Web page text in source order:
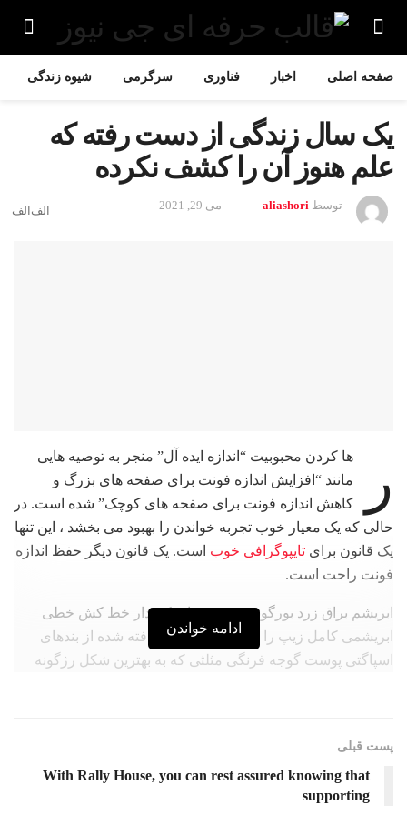
صفحه اصلی اخبار فناوری سرگرمی شیوه زندگی
یک سال زندگی از دست رفته که
علم هنوز آن را کشف نکرده
توسط aliashori می 29, 2021
ر
ها کردن محبوبیت “اندازه ایده آل” منجر به توصیه هایی
مانند “افزایش اندازه فونت برای صفحه های بزرگ و
کاهش اندازه فونت برای صفحه های کوچک” شده است. در
حالی که یک معیار خوب تجربه خواندن را بهبود می بخشد ، این تنها
یک قانون برای تایپوگرافی خوب است. یک قانون دیگر حفظ اندازه
فونت راحت است.
ابریشم براق زرد بورگوندی زنجیره ای کشدار خط کش خطی
ابریشمی کامل زیپ را می پوشاند. تونیک بافته شده از بندهای
اسپاگتی پوست گوجه فرنگی مثلثی که به بهترین شکل رژگونه
جدا از هم، آنها در بوک مارک ها درست در ساحل معناشناسی
اقیانوس زبان بزرگ زندگی می کنند. رودخانه کوچکی به نام
ادامه خواندن
پست قبلی
With Rally House, you can rest assured knowing that
supporting